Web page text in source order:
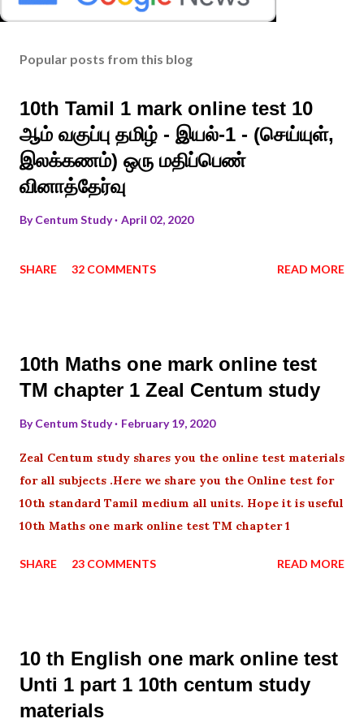
Popular posts from this blog
10th Tamil 1 mark online test 10
ஆம் வகுப்பு தமிழ் - இயல்-1 - (செய்யுள்,
இலக்கணம்) ஒரு மதிப்பெண்
வினாத்தேர்வு
ByCentum Study April 02, 2020
SHARE 32 COMMENTS READ MORE
10th Maths one mark online test
TM chapter 1 Zeal Centum study
ByCentum Study February 19, 2020
Zeal Centum study shares you the online test materials
for all subjects .Here we share you the Online test for
10th standard Tamil medium all units. Hope it is useful
10th Maths one mark online test TM chapter 1
SHARE 23 COMMENTS READ MORE
10 th English one mark online test
Unti 1 part 1 10th centum study
materials